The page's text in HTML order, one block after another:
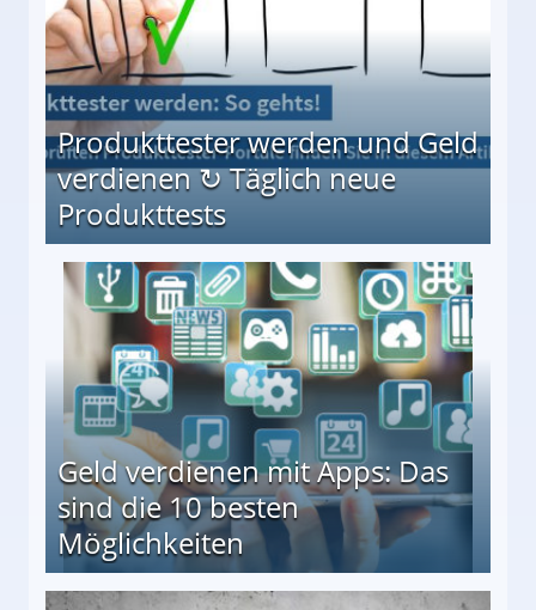
Produkttester werden und Geld
verdienen ↻ Täglich neue
Produkttests
↻ Täglich neue Produkttests
Geld verdienen mit Apps: Das
sind die 10 besten
Möglichkeiten
besten Möglichkeiten